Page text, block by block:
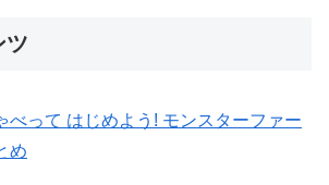
ツ
べって はじめよう! モンスターファー
め